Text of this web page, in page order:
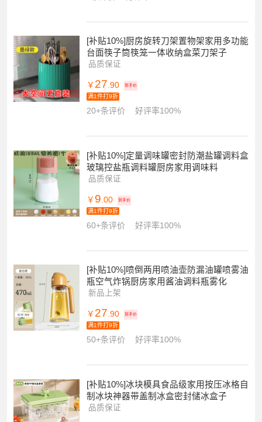
[补贴10%]厨房旋转刀架置物架家用多功能
台面筷子筒筷笼一体收纳盒菜刀架子
品质保证
￥ 27.90 到手价
满1件打9折
20+条评价 好评率100%
[补贴10%]定量调味罐密封防潮盐罐调料盒
玻璃控盐瓶调料罐厨房家用调味料
品质保证
￥ 9 .00 到手价
满1件打9折
60+条评价 好评率100%
[补贴10%]喷倒两用喷油壶防漏油罐喷雾油
瓶空气炸锅厨房家用酱油调料瓶雾化
新品上架
￥ 27.90 到手价
满1件打9折
50+条评价 好评率100%
[补贴10%]冰块模具食品级家用按压冰格自
制冰块神器带盖制冰盒密封储冰盒子
品质保证